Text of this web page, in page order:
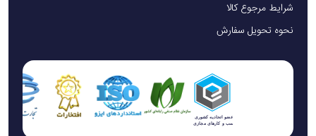
شرایط مرجوع کالا
نحوه تحویل سفارش